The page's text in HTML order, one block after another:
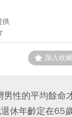
供
加入收藏
性的平均餘命
休年齡定在65